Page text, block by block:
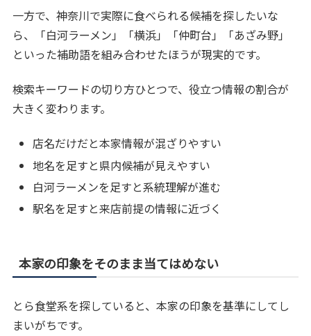
一方で、神奈川で実際に食べられる候補を探したいな
ら、「白河ラーメン」「横浜」「仲町台」「あざみ野」
といった補助語を組み合わせたほうが現実的です。
検索キーワードの切り方ひとつで、役立つ情報の割合が
大きく変わります。
店名だけだと本家情報が混ざりやすい
地名を足すと県内候補が見えやすい
白河ラーメンを足すと系統理解が進む
駅名を足すと来店前提の情報に近づく
本家の印象をそのまま当てはめない
とら食堂系を探していると、本家の印象を基準にしてし
まいがちです。